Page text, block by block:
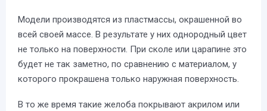
Модели производятся из пластмассы, окрашенной во
всей своей массе. В результате у них однородный цвет
не только на поверхности. При сколе или царапине это
будет не так заметно, по сравнению с материалом, у
которого прокрашена только наружная поверхность.
В то же время такие желоба покрывают акрилом или